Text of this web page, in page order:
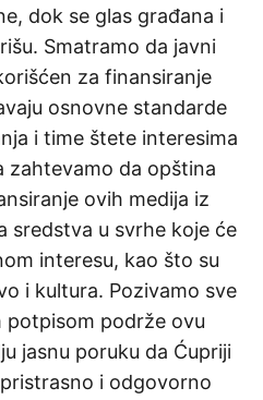
dok se glas građana i
Smatramo da javni
za finansiranje
osnovne standarde
i time štete interesima
zahtevamo da opština
ovih medija iz
sredstva u svrhe koje će
interesu, kao što su
i kultura. Pozivamo sve
potpisom podrže ovu
jasnu poruku da Ćupriji
i odgovorno